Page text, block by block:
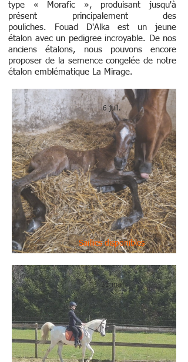
type « Morafic », produisant jusqu'à
présent principalement des
pouliches.
Fouad D'Alka est un jeune
étalon avec un pedigree incroyable. De nos
anciens étalons, nous pouvons encore
proposer de la semence congelée de notre
étalon emblématique La Mirage.
Bienvenue, Zeymoun!
Saillies disponibles
6 juil.
31 mai